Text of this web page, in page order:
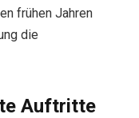
frühen Jahren
die
Auftritte